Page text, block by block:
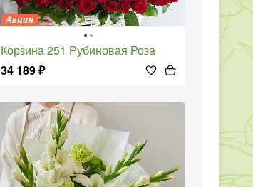
Акция
Корзина 251 Рубиновая Роза
34 189₽